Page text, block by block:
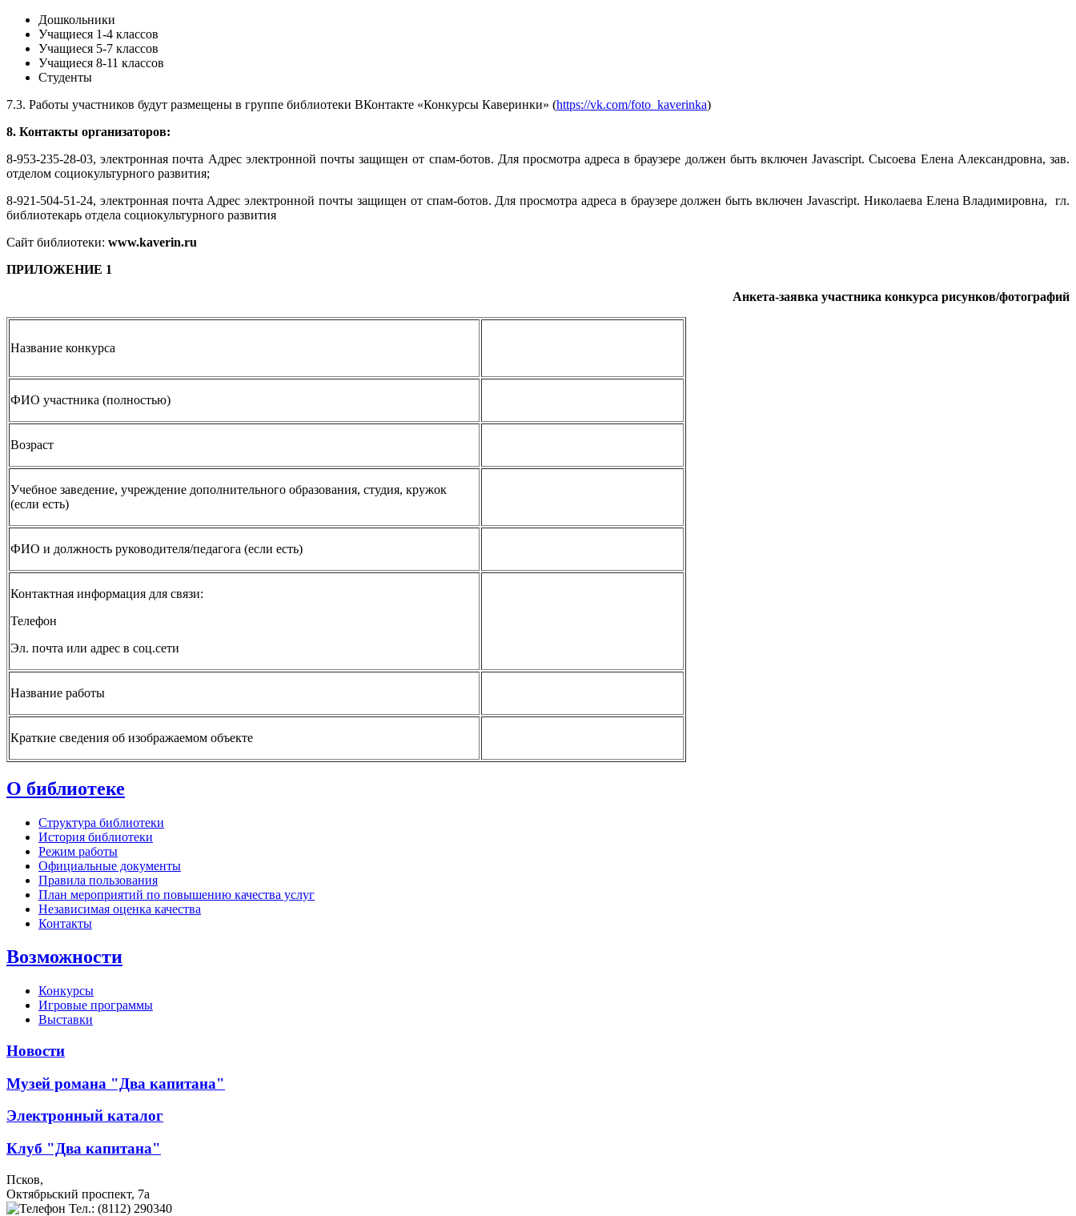
Дошкольники
Учащиеся 1-4 классов
Учащиеся 5-7 классов
Учащиеся 8-11 классов
Студенты
7.3. Работы участников будут размещены в группе библиотеки ВКонтакте «Конкурсы Каверинки» (https://vk.com/foto_kaverinka)
8. Контакты организаторов:
8-953-235-28-03, электронная почта Адрес электронной почты защищен от спам-ботов. Для просмотра адреса в браузере должен быть включен Javascript. Сысоева Елена Александровна, зав.
отделом социокультурного развития;
8-921-504-51-24, электронная почта Адрес электронной почты защищен от спам-ботов. Для просмотра адреса в браузере должен быть включен Javascript. Николаева Елена Владимировна, гл.
библиотекарь отдела социокультурного развития
Сайт библиотеки: www.kaverin.ru
ПРИЛОЖЕНИЕ 1
Анкета-заявка участника конкурса рисунков/фотографий
Название конкурса
ФИО участника (полностью)
Возраст
Учебное заведение, учреждение дополнительного образования, студия, кружок
(если есть)
ФИО и должность руководителя/педагога (если есть)
Контактная информация для связи:
Телефон
Эл. почта или адрес в соц.сети
Название работы
Краткие сведения об изображаемом объекте
О библиотеке
Структура библиотеки
История библиотеки
Режим работы
Официальные документы
Правила пользования
План мероприятий по повышению качества услуг
Независимая оценка качества
Контакты
Возможности
Конкурсы
Игровые программы
Выставки
Новости
Музей романа "Два капитана"
Электронный каталог
Клуб "Два капитана"
Псков,
Октябрьский проспект, 7a
Тел.: (8112) 290340